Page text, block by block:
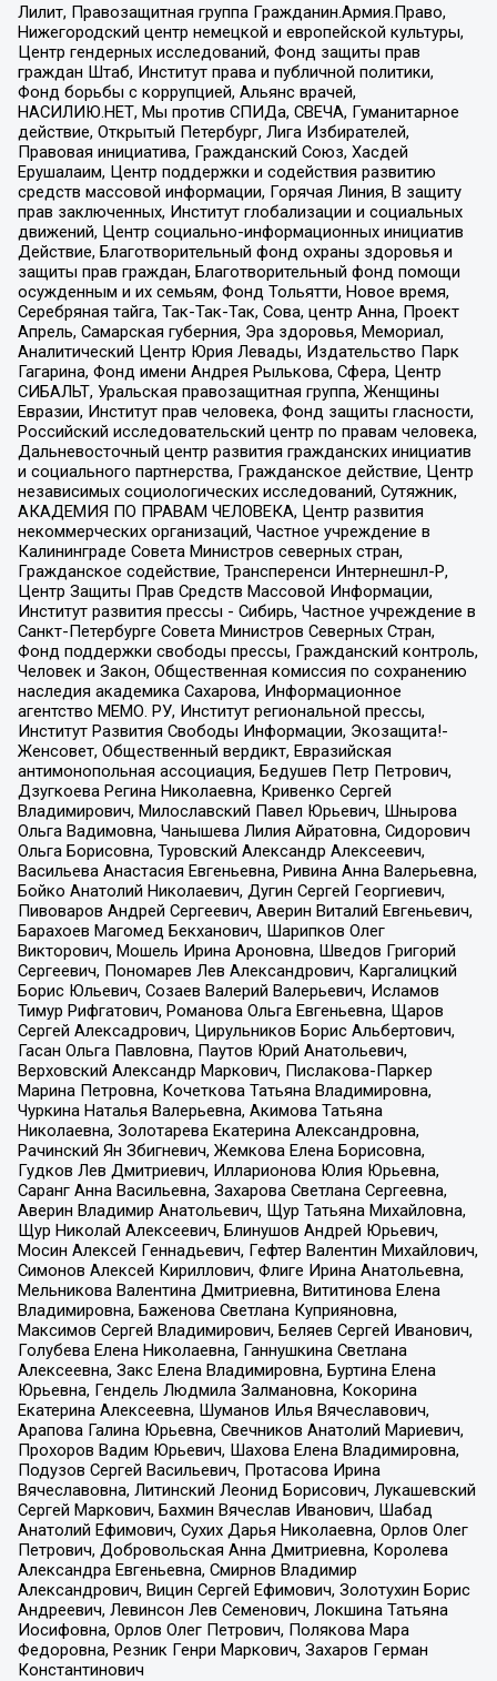
Лилит, Правозащитная группа Гражданин.Армия.Право,
Нижегородский центр немецкой и европейской культуры,
Центр гендерных исследований, Фонд защиты прав
граждан Штаб, Институт права и публичной политики,
Фонд борьбы с коррупцией, Альянс врачей,
НАСИЛИЮ.НЕТ, Мы против СПИДа, СВЕЧА, Гуманитарное
действие, Открытый Петербург, Лига Избирателей,
Правовая инициатива, Гражданский Союз, Хасдей
Ерушалаим, Центр поддержки и содействия развитию
средств массовой информации, Горячая Линия, В защиту
прав заключенных, Институт глобализации и социальных
движений, Центр социально-информационных инициатив
Действие, Благотворительный фонд охраны здоровья и
защиты прав граждан, Благотворительный фонд помощи
осужденным и их семьям, Фонд Тольятти, Новое время,
Серебряная тайга, Так-Так-Так, Сова, центр Анна, Проект
Апрель, Самарская губерния, Эра здоровья, Мемориал,
Аналитический Центр Юрия Левады, Издательство Парк
Гагарина, Фонд имени Андрея Рылькова, Сфера, Центр
СИБАЛЬТ, Уральская правозащитная группа, Женщины
Евразии, Институт прав человека, Фонд защиты гласности,
Российский исследовательский центр по правам человека,
Дальневосточный центр развития гражданских инициатив
и социального партнерства, Гражданское действие, Центр
независимых социологических исследований, Сутяжник,
АКАДЕМИЯ ПО ПРАВАМ ЧЕЛОВЕКА, Центр развития
некоммерческих организаций, Частное учреждение в
Калининграде Совета Министров северных стран,
Гражданское содействие, Трансперенси Интернешнл-Р,
Центр Защиты Прав Средств Массовой Информации,
Институт развития прессы - Сибирь, Частное учреждение в
Санкт-Петербурге Совета Министров Северных Стран,
Фонд поддержки свободы прессы, Гражданский контроль,
Человек и Закон, Общественная комиссия по сохранению
наследия академика Сахарова, Информационное
агентство МЕМО. РУ, Институт региональной прессы,
Институт Развития Свободы Информации, Экозащита!-
Женсовет, Общественный вердикт, Евразийская
антимонопольная ассоциация, Бедушев Петр Петрович,
Дзугкоева Регина Николаевна, Кривенко Сергей
Владимирович, Милославский Павел Юрьевич, Шнырова
Ольга Вадимовна, Чанышева Лилия Айратовна, Сидорович
Ольга Борисовна, Туровский Александр Алексеевич,
Васильева Анастасия Евгеньевна, Ривина Анна Валерьевна,
Бойко Анатолий Николаевич, Дугин Сергей Георгиевич,
Пивоваров Андрей Сергеевич, Аверин Виталий Евгеньевич,
Барахоев Магомед Бекханович, Шарипков Олег
Викторович, Мошель Ирина Ароновна, Шведов Григорий
Сергеевич, Пономарев Лев Александрович, Каргалицкий
Борис Юльевич, Созаев Валерий Валерьевич, Исламов
Тимур Рифгатович, Романова Ольга Евгеньевна, Щаров
Сергей Алексадрович, Цирульников Борис Альбертович,
Гасан Ольга Павловна, Паутов Юрий Анатольевич,
Верховский Александр Маркович, Пислакова-Паркер
Марина Петровна, Кочеткова Татьяна Владимировна,
Чуркина Наталья Валерьевна, Акимова Татьяна
Николаевна, Золотарева Екатерина Александровна,
Рачинский Ян Збигневич, Жемкова Елена Борисовна,
Гудков Лев Дмитриевич, Илларионова Юлия Юрьевна,
Саранг Анна Васильевна, Захарова Светлана Сергеевна,
Аверин Владимир Анатольевич, Щур Татьяна Михайловна,
Щур Николай Алексеевич, Блинушов Андрей Юрьевич,
Мосин Алексей Геннадьевич, Гефтер Валентин Михайлович,
Симонов Алексей Кириллович, Флиге Ирина Анатольевна,
Мельникова Валентина Дмитриевна, Вититинова Елена
Владимировна, Баженова Светлана Куприяновна,
Максимов Сергей Владимирович, Беляев Сергей Иванович,
Голубева Елена Николаевна, Ганнушкина Светлана
Алексеевна, Закс Елена Владимировна, Буртина Елена
Юрьевна, Гендель Людмила Залмановна, Кокорина
Екатерина Алексеевна, Шуманов Илья Вячеславович,
Арапова Галина Юрьевна, Свечников Анатолий Мариевич,
Прохоров Вадим Юрьевич, Шахова Елена Владимировна,
Подузов Сергей Васильевич, Протасова Ирина
Вячеславовна, Литинский Леонид Борисович, Лукашевский
Сергей Маркович, Бахмин Вячеслав Иванович, Шабад
Анатолий Ефимович, Сухих Дарья Николаевна, Орлов Олег
Петрович, Добровольская Анна Дмитриевна, Королева
Александра Евгеньевна, Смирнов Владимир
Александрович, Вицин Сергей Ефимович, Золотухин Борис
Андреевич, Левинсон Лев Семенович, Локшина Татьяна
Иосифовна, Орлов Олег Петрович, Полякова Мара
Федоровна, Резник Генри Маркович, Захаров Герман
Константинович